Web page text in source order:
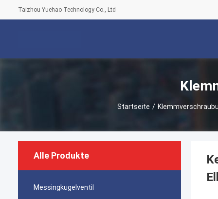
Taizhou Yuehao Technology Co., Ltd
Startseite /
Alle Produkte
Messingkugelventil